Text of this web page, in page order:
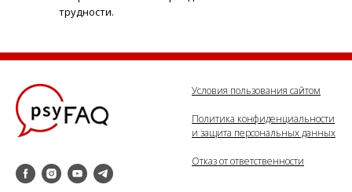
трудности.
Условия пользования сайтом
Политика конфиденциальности
и защита персональных данных
Отказ от ответственности